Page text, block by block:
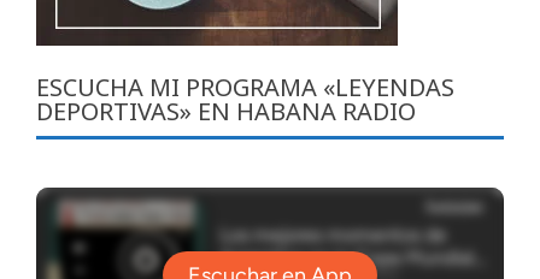
ESCUCHA MI PROGRAMA «LEYENDAS
DEPORTIVAS» EN HABANA RADIO